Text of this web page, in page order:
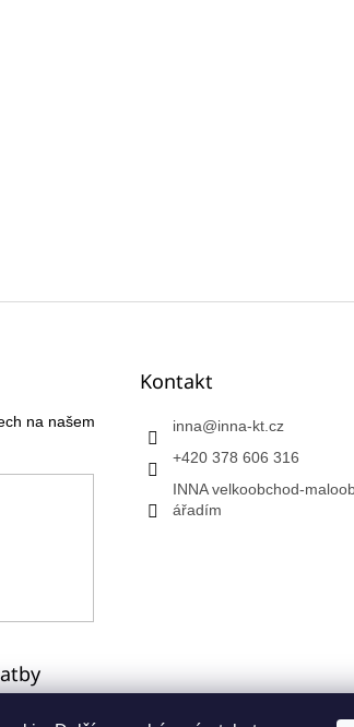
na našem
Kontakt
inna@inna-kt.cz
+420 378 606 316
INNA velkoobchod-
ářadím